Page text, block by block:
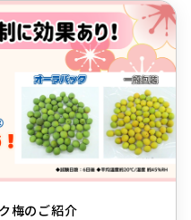
梅のご紹介